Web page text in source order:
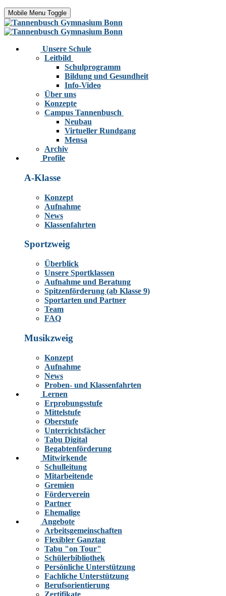
Mobile Menu Toggle
Unsere Schule
Leitbild
Schulprogramm
Bildung und Gesundheit
Info-Video
Über uns
Konzepte
Campus Tannenbusch
Neubau
Virtueller Rundgang
Mensa
Archiv
Profile
A-Klasse
Konzept
Aufnahme
News
Klassenfahrten
Sportzweig
Überblick
Unsere Sportklassen
Aufnahme und Beratung
Spitzenförderung (ab Klasse 9)
Sportarten und Partner
Team
FAQ
Musikzweig
Konzept
Aufnahme
News
Proben- und Klassenfahrten
Lernen
Erprobungsstufe
Mittelstufe
Oberstufe
Unterrichtsfächer
Tabu Digital
Begabtenförderung
Mitwirkende
Schulleitung
Mitarbeitende
Gremien
Förderverein
Partner
Ehemalige
Angebote
Arbeitsgemeinschaften
Flexibler Ganztag
Tabu "on Tour"
Schülerbibliothek
Persönliche Unterstützung
Fachliche Unterstützung
Berufsorientierung
Zertifikate